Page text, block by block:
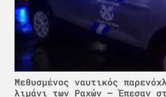
Μεθυσμένος ναυτικός
λιμάνι των Ραχών – Έπεσαν